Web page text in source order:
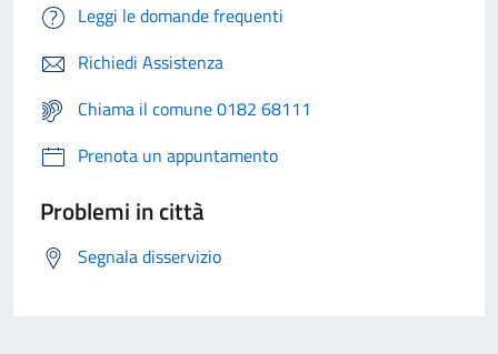
Leggi le domande frequenti
Richiedi Assistenza
Chiama il comune 0182 68111
Prenota un appuntamento
Problemi in città
Segnala disservizio